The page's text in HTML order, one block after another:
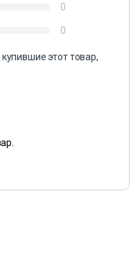
0
0
этот товар,